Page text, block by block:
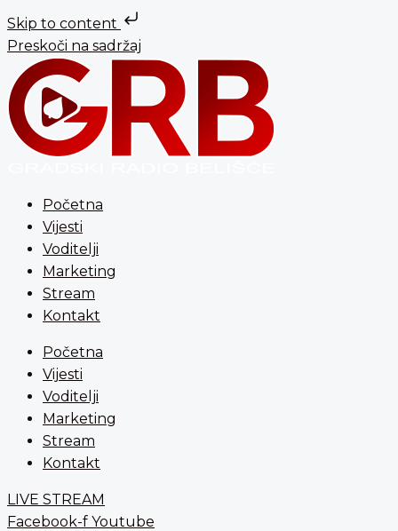
Skip to content
Preskoči na sadržaj
Početna
Vijesti
Voditelji
Marketing
Stream
Kontakt
Početna
Vijesti
Voditelji
Marketing
Stream
Kontakt
LIVE STREAM
Facebook-f Youtube